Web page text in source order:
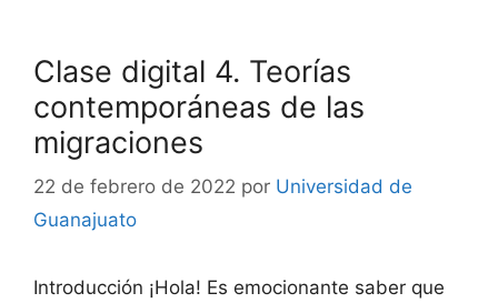
Clase digital 4. Teorías
contemporáneas de las
migraciones
22 de febrero de 2022 por Universidad de
Guanajuato
Introducción ¡Hola! Es emocionante saber que